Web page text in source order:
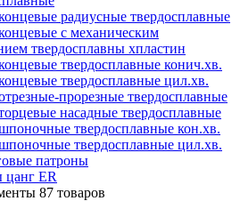
радиусные твердосплавные
с механическим
твердосплавны хпластин
твердосплавные конич.хв.
твердосплавные цил.хв.
прорезные твердосплавные
насадные твердосплавные
твердосплавные кон.хв.
твердосплавные цил.хв.
патроны
ER
87 товаров